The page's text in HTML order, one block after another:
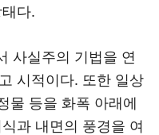
다.
사실주의 기법을 연
시적이다. 또한 일상
물 등을 화폭 아래에
과 내면의 풍경을 여